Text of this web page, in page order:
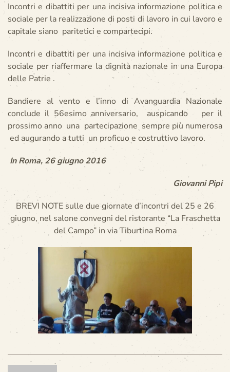
Incontri e dibattiti per una incisiva informazione politica e
sociale per la realizzazione di posti di lavoro in cui lavoro e
capitale siano paritetici e compartecipi.
Incontri e dibattiti per una incisiva informazione politica e
sociale per riaffermare la dignità nazionale in una Europa
delle Patrie .
Bandiere al vento e l’inno di Avanguardia Nazionale
conclude il 56esimo anniversario, auspicando per il
prossimo anno una partecipazione sempre più numerosa
ed augurando a tutti un proficuo e costruttivo lavoro.
In Roma, 26 giugno 2016
Giovanni Pipi
BREVI NOTE sulle due giornate d’incontri del 25 e 26
giugno, nel salone convegni del ristorante “La Fraschetta
del Campo” in via Tiburtina Roma